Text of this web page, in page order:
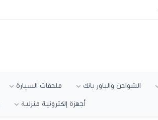
الشواحن والباور بانك ملحقات السيارة
أجهزة إلكترونية منزلية